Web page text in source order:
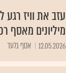
עזב את וויז רגע
מיליונים מאסף
12.05.2026 אסף גלעד